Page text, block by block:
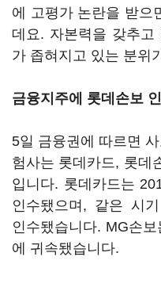
에 고평가 논란을 받으
데요. 자본력을 갖추고
가 좁혀지고 있는 분위
금융지주에 롯데손보
5일 금융권에 따르면
험사는 롯데카드, 롯데
입니다. 롯데카드는
인수됐으며, 같은 시
인수됐습니다. MG손
에 귀속됐습니다.